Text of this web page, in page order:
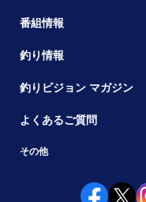
番組情報
釣り情報
釣りビジョン マガジン
よくあるご質問
その他